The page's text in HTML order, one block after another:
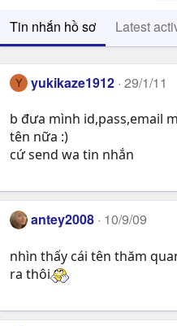
Tin nhắn hồ sơ Latest
Y yukikaze1912 29/1/11
b đưa mình id,pass,email
tên nữa :)
cứ send wa tin nhắn
antey2008 10/9/09
nhìn thấy cái tên thăm
ra thôi